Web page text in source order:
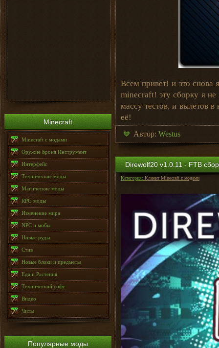
Minecraft
Minecraft с модами
Оружие Броня Инструмент
Интерфейс
Технические моды
Магические моды
RPG моды
Изменение мира
NPC и мобы
Новые руды
Стив
Новые блоки и предметы
Еда и Растения
Технический софт
Видео
Читы
Популярные моды
Всем привет! и это снова
minecraft! эту сборку я
массу тестов, и вылетов
её!
Автор: Westus
Direwolf20 v1.0.11 - FTB
Категория: Клиент Minecraft с модами